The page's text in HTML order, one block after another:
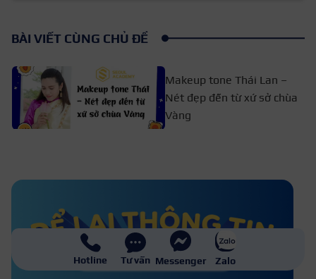
BÀI VIẾT CÙNG CHỦ ĐỀ
Makeup tone Thái Lan –
Nét đẹp đến từ xứ sở chùa
Vàng
Đồ make up giá học sinh gồm những
dụng cụ nào? Giá bao nhiêu?
Hotline Tư vấn Messenger Zalo